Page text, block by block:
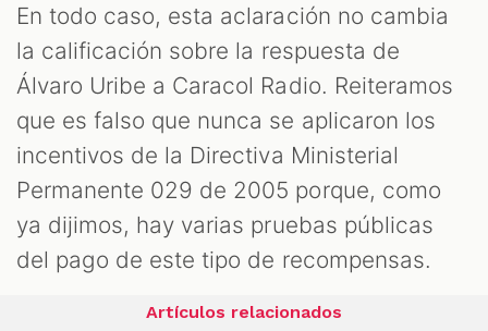
En todo caso, esta aclaración no cambia
la calificación sobre la respuesta de
Álvaro Uribe a Caracol Radio. Reiteramos
que es falso que nunca se aplicaron los
incentivos de la Directiva Ministerial
Permanente 029 de 2005 porque, como
ya dijimos, hay varias pruebas públicas
del pago de este tipo de recompensas.
Artículos relacionados